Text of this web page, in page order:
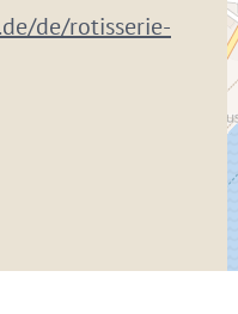
de/rotisserie-